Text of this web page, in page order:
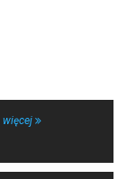
więcej